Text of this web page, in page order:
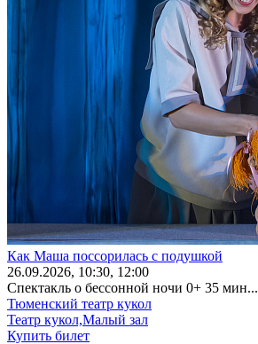
Как Маша поссорилась с подушкой
26.09.2026, 10:30, 12:00
Спектакль о бессонной ночи 0+ 35 мин...
Тюменский театр кукол
Театр кукол,Малый зал
Купить билет